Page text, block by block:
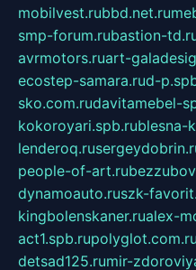
mobilvest.rubbd.net.ru
smp-forum.rubastion-
avrmotors.ruart-
ecostep-samara.rud-
sko.com.rudavitamebel-
kokoroyari.spb.rublesna-
lenderoq.ru
people-of-art.ru
dynamoauto.ruszk-
kingbolenskaner.rualex-
act1.spb.rupolyglot.com.ru
detsad125.rumir-